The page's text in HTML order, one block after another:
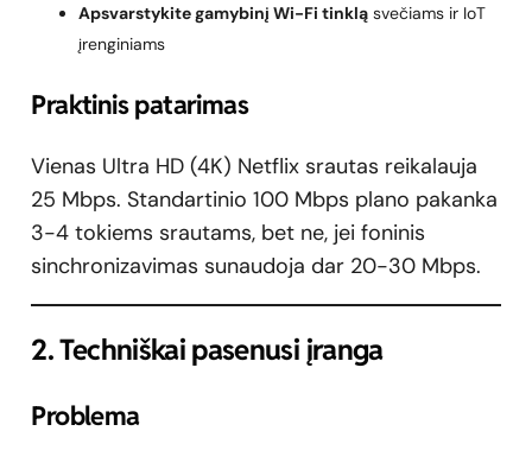
Apsvarstykite gamybinį Wi-Fi tinklą svečiams ir IoT
įrenginiams
Praktinis patarimas
Vienas Ultra HD (4K) Netflix srautas reikalauja
25 Mbps. Standartinio 100 Mbps plano pakanka
3-4 tokiems srautams, bet ne, jei foninis
sinchronizavimas sunaudoja dar 20-30 Mbps.
2. Techniškai pasenusi įranga
Problema